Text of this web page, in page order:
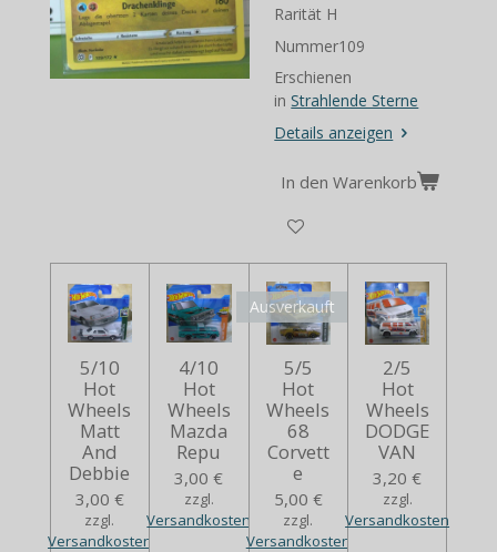
Rarität H
Nummer109
Erschienen
inStrahlende Sterne
Details anzeigen
In den Warenkorb
5/10
Hot
Wheels
Matt
And
Debbie
3,00 €
zzgl.
Versandkosten
4/10
Hot
Wheels
Mazda
Repu
3,00 €
zzgl.
Versandkosten
Ausverkauft
5/5
Hot
Wheels
68
Corvett
e
5,00 €
zzgl.
Versandkosten
2/5
Hot
Wheels
DODGE
VAN
3,20 €
zzgl.
Versandkosten